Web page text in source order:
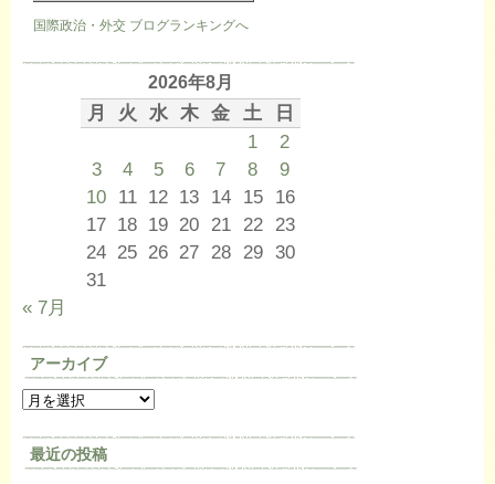
国際政治・外交 ブログランキングへ
2026年8月
月 火 水 木 金 土
日
1
2
3
4 5 6 7 8
9
10 11 12 13 14 15
16
17 18 19 20 21 22
23
24 25 26 27 28 29 30
31
« 7月
アーカイブ
最近の投稿